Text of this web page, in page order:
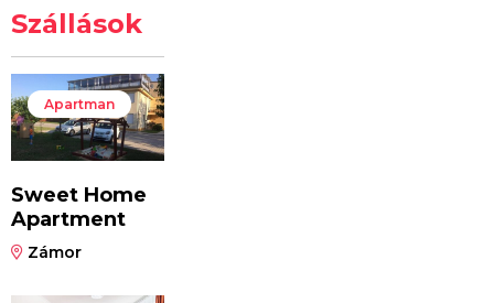
Szállások
Apartman
Sweet Home
Apartment
Zámor